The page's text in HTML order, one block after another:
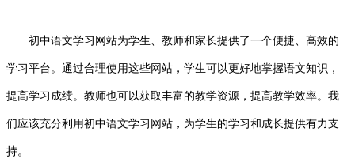
初中语文学习网站为学生、教师和家长提供了一个便捷、高效的
学习平台。通过合理使用这些网站，学生可以更好地掌握语文知识，
提高学习成绩。教师也可以获取丰富的教学资源，提高教学效率。我
们应该充分利用初中语文学习网站，为学生的学习和成长提供有力支
持。